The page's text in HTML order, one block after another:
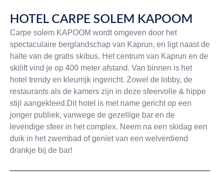
HOTEL CARPE SOLEM KAPOOM
Carpe solem KAPOOM wordt omgeven door het
spectaculaire berglandschap van Kaprun, en ligt naast de
halte van de gratis skibus. Het centrum van Kaprun en de
skilift vind je op 400 meter afstand. Van binnen is het
hotel trendy en kleurrijk ingericht. Zowel de lobby, de
restaurants als de kamers zijn in deze sfeervolle & hippe
stijl aangekleed.Dit hotel is met name gericht op een
jonger publiek, vanwege de gezellige bar en de
levendige sfeer in het complex. Neem na een skidag een
duik in het zwembad of geniet van een welverdiend
drankje bij de bar!